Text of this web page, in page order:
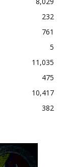
232
761
5
11,035
475
10,417
382